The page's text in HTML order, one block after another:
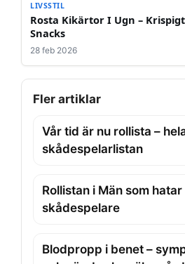
LIVSSTIL
Rosta Kikärtor I Ugn –
Snacks
28 feb 2026
Fler artiklar
Vår tid är nu rollista –
skådespelarlistan
Rollistan i Män som
skådespelare
Blodpropp i benet –